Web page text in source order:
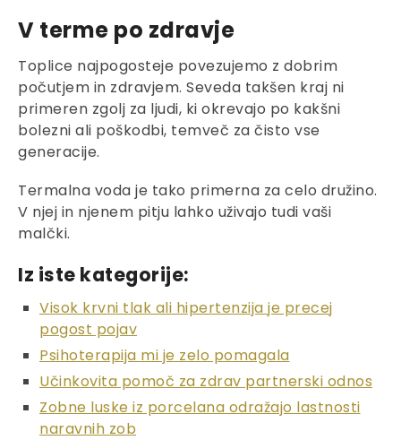
V terme po zdravje
Toplice najpogosteje povezujemo z dobrim
počutjem in zdravjem. Seveda takšen kraj ni
primeren zgolj za ljudi, ki okrevajo po kakšni
bolezni ali poškodbi, temveč za čisto vse
generacije.
Termalna voda je tako primerna za celo družino.
V njej in njenem pitju lahko uživajo tudi vaši
malčki.
Iz iste kategorije:
Visok krvni tlak ali hipertenzija je precej
pogost pojav
Psihoterapija mi je zelo pomagala
Učinkovita pomoč za zdrav partnerski odnos
Zobne luske iz porcelana odražajo lastnosti
naravnih zob